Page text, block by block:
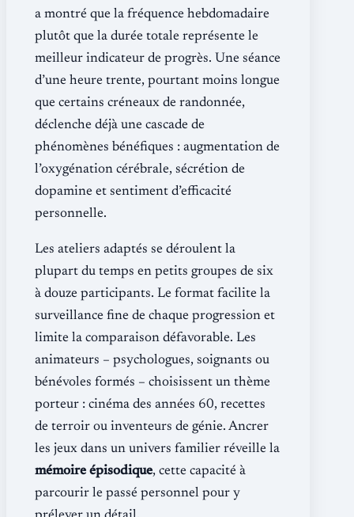
a montré que la fréquence hebdomadaire
plutôt que la durée totale représente le
meilleur indicateur de progrès. Une séance
d’une heure trente, pourtant moins longue
que certains créneaux de randonnée,
déclenche déjà une cascade de
phénomènes bénéfiques : augmentation de
l’oxygénation cérébrale, sécrétion de
dopamine et sentiment d’efficacité
personnelle.
Les ateliers adaptés se déroulent la
plupart du temps en petits groupes de six
à douze participants. Le format facilite la
surveillance fine de chaque progression et
limite la comparaison défavorable. Les
animateurs – psychologues, soignants ou
bénévoles formés – choisissent un thème
porteur : cinéma des années 60, recettes
de terroir ou inventeurs de génie. Ancrer
les jeux dans un univers familier réveille la
mémoire épisodique, cette capacité à
parcourir le passé personnel pour y